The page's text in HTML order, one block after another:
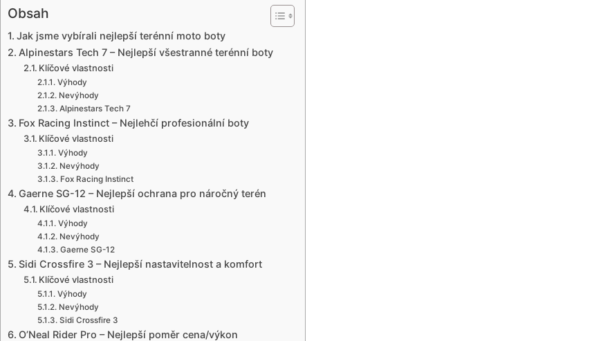
Obsah
Jak jsme vybírali nejlepší terénní moto boty
Alpinestars Tech 7 – Nejlepší všestranné terénní boty
Klíčové vlastnosti
Výhody
Nevýhody
Alpinestars Tech 7
Fox Racing Instinct – Nejlehčí profesionální boty
Klíčové vlastnosti
Výhody
Nevýhody
Fox Racing Instinct
Gaerne SG-12 – Nejlepší ochrana pro náročný terén
Klíčové vlastnosti
Výhody
Nevýhody
Gaerne SG-12
Sidi Crossfire 3 – Nejlepší nastavitelnost a komfort
Klíčové vlastnosti
Výhody
Nevýhody
Sidi Crossfire 3
O’Neal Rider Pro – Nejlepší poměr cena/výkon